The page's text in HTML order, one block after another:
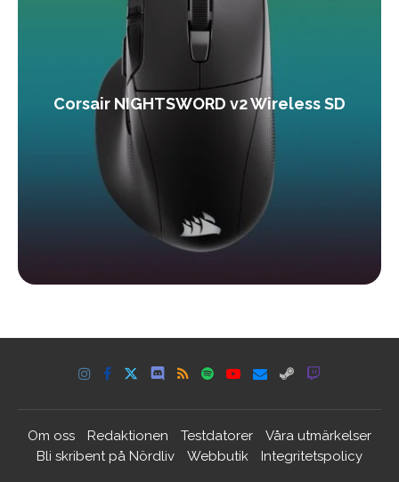
Corsair NIGHTSWORD v2 Wireless SD
Om oss Redaktionen Testdatorer
Våra utmärkelser
Bli skribent på Nördliv
Webbutik Integritetspolicy